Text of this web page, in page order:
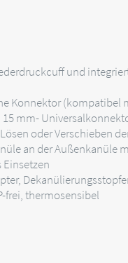
und
Konnektor (kompatibel
mm-
oder Verschieben
an der Außenkanüle
frei, thermosensibel